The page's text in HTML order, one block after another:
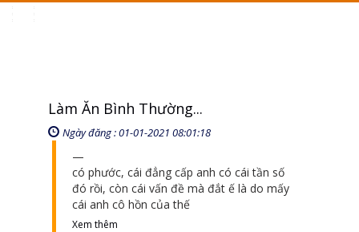
Làm Ăn Bình Thường...
Ngày đăng : 01-01-2021 08:01:18
có phước, cái đẳng cấp anh có cái tần số
đó rồi, còn cái vấn đề mà đắt ế là do mấy
cái anh cô hồn của thế
Xem thêm